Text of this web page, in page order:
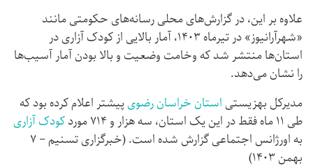
علاوه بر این، در گزارش‌های محلی رسانه‌های حکومتی مانند
«شهرآرانیوز» در تیرماه ۱۴۰۳، آمار بالایی از کودک آزاری در
استان‌ها منتشر شد که وخامت وضعیت و بالا بودن آمار آسیب‌ها
را نشان می‌دهد.
مدیرکل بهزیستی استان خراسان رضویپیشتر اعلام کرده بود که
طی ۱۱ ماه فقط در این یک استان، سه هزار و ۷۱۴ مورد
کودک آزاری
به اورژانس اجتماعی گزارش شده است. (خبرگزاری تسنیم – ۷
بهمن ۱۴۰۳)